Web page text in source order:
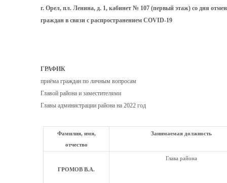
г. Орел, пл. Ленина, д. 1, кабинет № 107 (первый этаж) со дня
граждан в связи с распространением COVID-19
ГРАФИК
приёма граждан по личным вопросам
Главой района и заместителями
Главы администрации района на 2022 год
Фамилия, имя,
отчество
Занимаемая должность
ГРОМОВ В.А.
Глава района